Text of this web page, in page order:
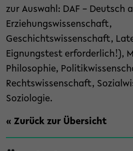
zur Auswahl: DAF – Deutsch
Erziehungswissenschaft,
Geschichtswissenschaft,
Eignungstest erforderlich!),
Philosophie,
Rechtswissenschaft,
Soziologie.
« Zurück zur Übersicht